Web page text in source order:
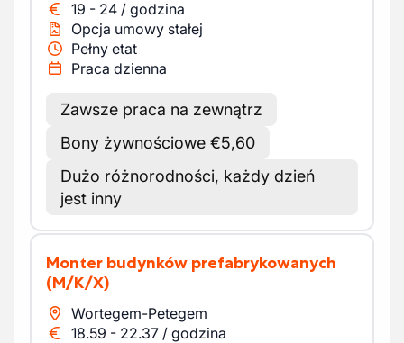
19 - 24 / godzina
Opcja umowy stałej
Pełny etat
Praca dzienna
Zawsze praca na zewnątrz
Bony żywnościowe €5,60
Dużo różnorodności, każdy dzień
jest inny
Monter budynków prefabrykowanych
(M/K/X)
Wortegem-Petegem
18.59 - 22.37 / godzina